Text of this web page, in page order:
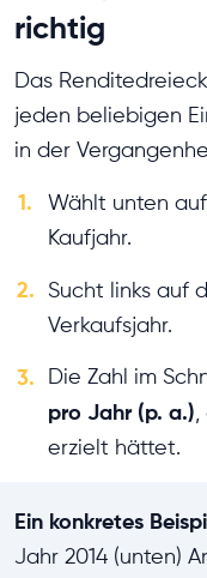
richtig
Das
jeden beliebigen
in der
1. Wählt unten
Kaufjahr.
2. Sucht links auf
Verkaufsjahr.
3. Die Zahl im
pro Jahr (p. a.),
erzielt hättet.
Ein konkretes
Jahr 2014 (unten)